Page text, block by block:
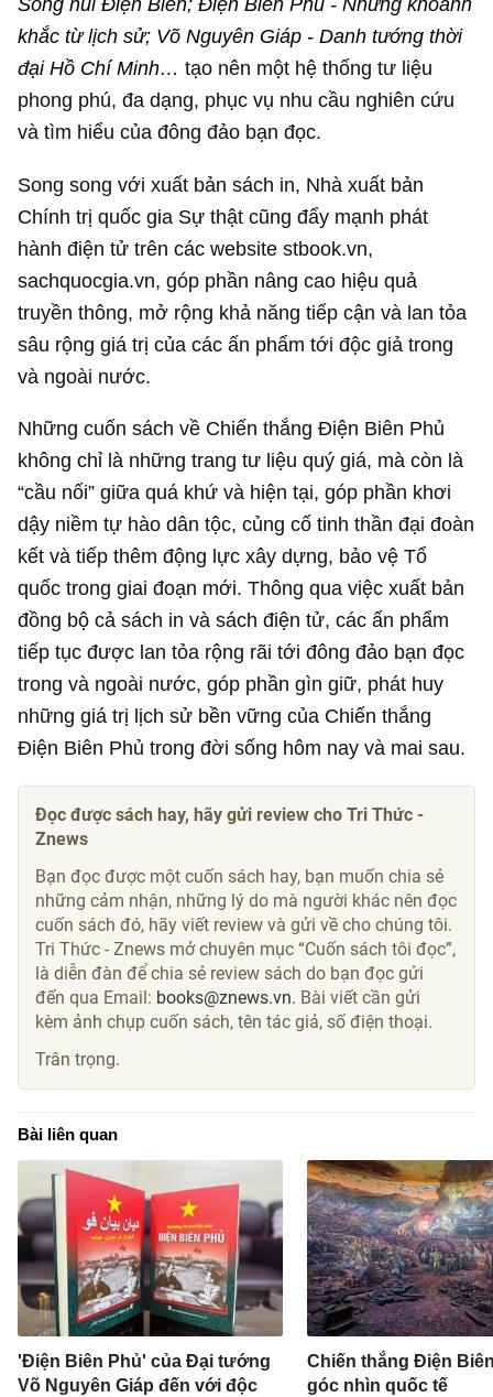
khắc từ lịch sử; Võ Nguyên Giáp - Danh tướng thời
đại Hồ Chí Minh…tạo nên một hệ thống tư liệu
phong phú, đa dạng, phục vụ nhu cầu nghiên cứu
và tìm hiểu của đông đảo bạn đọc.
Song song với xuất bản sách in, Nhà xuất bản
Chính trị quốc gia Sự thật cũng đẩy mạnh phát
hành điện tử trên các website stbook.vn,
sachquocgia.vn, góp phần nâng cao hiệu quả
truyền thông, mở rộng khả năng tiếp cận và lan tỏa
sâu rộng giá trị của các ấn phẩm tới độc giả trong
và ngoài nước.
Những cuốn sách về Chiến thắng Điện Biên Phủ
không chỉ là những trang tư liệu quý giá, mà còn là
“cầu nối” giữa quá khứ và hiện tại, góp phần khơi
dậy niềm tự hào dân tộc, củng cố tinh thần đại đoàn
kết và tiếp thêm động lực xây dựng, bảo vệ Tổ
quốc trong giai đoạn mới. Thông qua việc xuất bản
đồng bộ cả sách in và sách điện tử, các ấn phẩm
tiếp tục được lan tỏa rộng rãi tới đông đảo bạn đọc
trong và ngoài nước, góp phần gìn giữ, phát huy
những giá trị lịch sử bền vững của Chiến thắng
Điện Biên Phủ trong đời sống hôm nay và mai sau.
Đọc được sách hay, hãy gửi review cho Tri Thức -
Znews
Bạn đọc được một cuốn sách hay, bạn muốn chia sẻ
những cảm nhận, những lý do mà người khác nên đọc
cuốn sách đó, hãy viết review và gửi về cho chúng tôi.
Tri Thức - Znews mở chuyên mục “Cuốn sách tôi đọc”,
là diễn đàn để chia sẻ review sách do bạn đọc gửi
đến qua Email: books@znews.vn. Bài viết cần gửi
kèm ảnh chụp cuốn sách, tên tác giả, số điện thoại.
Trân trọng.
Bài liên quan
'Điện Biên Phủ' của Đại tướng
Võ Nguyên Giáp đến với độc
Chiến thắng Điện
góc nhìn quốc tế